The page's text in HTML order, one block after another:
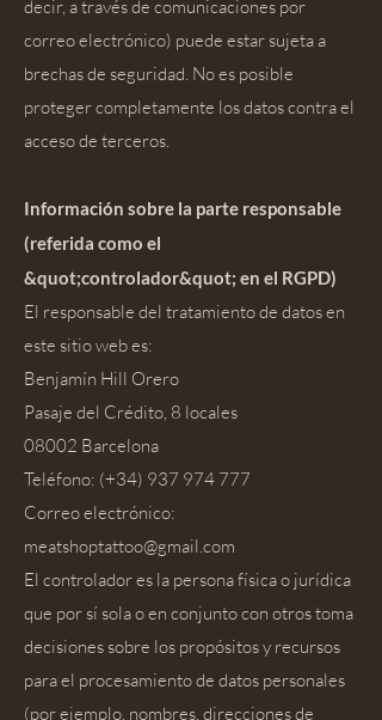
decir, a través de comunicaciones por
correo electrónico) puede estar sujeta a
brechas de seguridad. No es posible
proteger completamente los datos contra el
acceso de terceros.
Información sobre la parte responsable
(referida como el
&quot;controlador&quot; en el RGPD)
El responsable del tratamiento de datos en
este sitio web es:
Benjamín Hill Orero
Pasaje del Crédito, 8 locales
08002 Barcelona
Teléfono: (+34) 937 974 777
Correo electrónico:
meatshoptattoo@gmail.com
El controlador es la persona física o jurídica
que por sí sola o en conjunto con otros toma
decisiones sobre los propósitos y recursos
para el procesamiento de datos personales
(por ejemplo, nombres, direcciones de